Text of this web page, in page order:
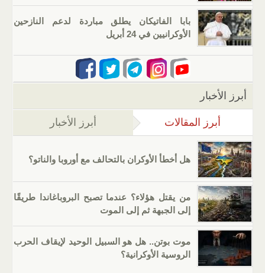
بابا الفاتيكان يطلق مباردة لدعم النازحين
الأوكرانيين في 24 أبريل
أبرز الأخبار
أبرز المقالات (علامة التبويب النشطة)
أبرز الأخبار
هل أخطأ الأوكران بالتحالف مع أوروبا والناتو؟
من يقتل هؤلاء؟ عندما تصبح البروباغاندا طريقًا
إلى الجبهة ثم إلى الموت
موت بوتن.. هل هو السبيل الوحيد لإيقاف الحرب
الروسية الأوكرانية؟